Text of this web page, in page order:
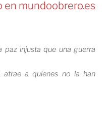
mundoobrero.es
paz injusta que una guerra
atrae a quienes no la han